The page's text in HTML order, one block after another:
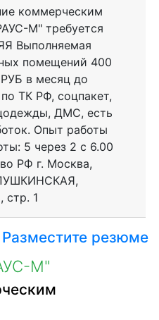
коммерческим
М" требуется
Выполняемая
помещений 400
в месяц до
ТК РФ, соцпакет,
ДМС, есть
Опыт работы
5 через 2 с 6.00
РФ г. Москва,
стр. 1
Разместите резюме
М"